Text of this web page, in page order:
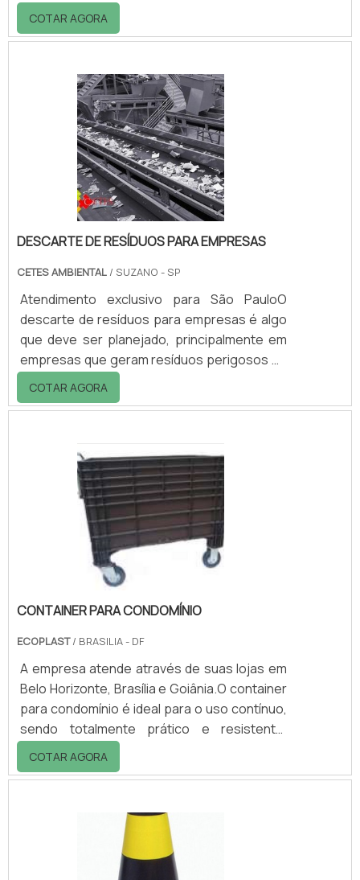
fluviais. Com as dragas de sucção, é possível
realizar a limpeza de materiais sólidos e
águas. O processo de dragagem acontece
esporadicamente e costuma ser bastante
efetivo. Ele é de extrema importante e um
dos maiores aliados para a preservação do
meio ambiente. Existem vários tipos de
dragagem que são geralmente of.
COTAR AGORA
DESCARTE DE RESÍDUOS PARA EMPRESAS
CETES AMBIENTAL / SUZANO - SP
Atendimento exclusivo para São PauloO
descarte de resíduos para empresas é algo
que deve ser planejado, principalmente em
empresas que geram resíduos perigosos ou
químicos como indústrias químicas,
farmácias, laboratórios e muitas outras.O
ser adotado o modo mais adequado para
cada material, por exemplo: - Reciclagem:
Este processo busca a reutilização dos
materiais dos produtos descartados,
evitando a retirada de n.
COTAR AGORA
CONTAINER PARA CONDOMÍNIO
ECOPLAST/ BRASILIA - DF
A empresa atende através de suas lojas em
Belo Horizonte, Brasília e Goiânia.O container
para condomínio é ideal para o uso contínuo,
sendo totalmente prático e resistente.
Fabricado em polietileno de alta densidade, e
com aditivado contra ação dos raios UV,
cheiro.Além disso, esse tipo de container
pode ser encontrado com ou sem tampa,
fornecendo maior higiene para o local onde
será colocado. A principal função desse
COTAR AGORA